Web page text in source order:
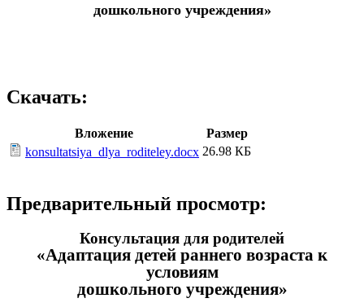
дошкольного учреждения»
Скачать:
Вложение
Размер
konsultatsiya_dlya_roditeley.docx 26.98 КБ
Предварительный просмотр:
Консультация для родителей
«Адаптация детей раннего возраста к
условиям
дошкольного учреждения»